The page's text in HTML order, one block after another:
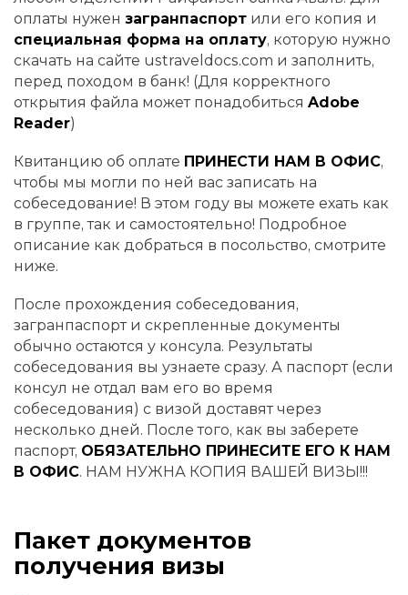
оплаты нужен загранпаспорт или его копия и
специальная форма на оплату, которую нужно
скачать на сайте ustraveldocs.com и заполнить,
перед походом в банк! (Для корректного
открытия файла может понадобиться Adobe
Reader)
Квитанцию об оплате ПРИНЕСТИ НАМ В ОФИС,
чтобы мы могли по ней вас записать на
собеседование! В этом году вы можете ехать как
в группе, так и самостоятельно! Подробное
описание как добраться в посольство, смотрите
ниже.
После прохождения собеседования,
загранпаспорт и скрепленные документы
обычно остаются у консула. Результаты
собеседования вы узнаете сразу. А паспорт (если
консул не отдал вам его во время
собеседования) с визой доставят через
несколько дней. После того, как вы заберете
паспорт, ОБЯЗАТЕЛЬНО ПРИНЕСИТЕ ЕГО К НАМ
В ОФИС. НАМ НУЖНА КОПИЯ ВАШЕЙ ВИЗЫ!!!
Пакет документов
получения визы